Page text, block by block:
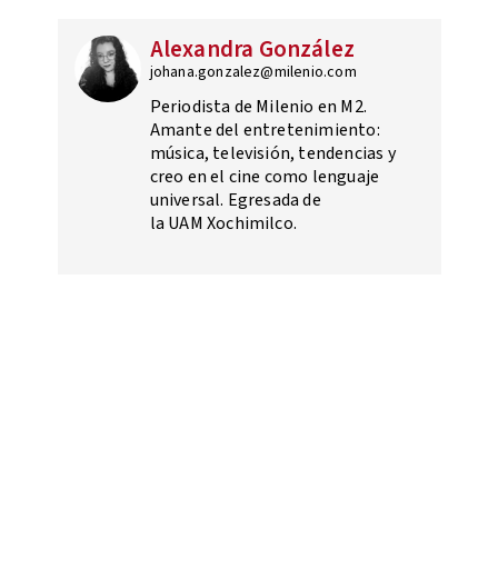
Alexandra González
johana.gonzalez@milenio.com
Periodista de Milenio en M2.
Amante del entretenimiento:
música, televisión, tendencias y
creo en el cine como lenguaje
universal. Egresada de
la UAM Xochimilco.